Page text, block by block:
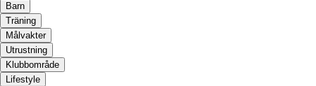
Barn
Träning
Målvakter
Utrustning
Klubbområde
Lifestyle